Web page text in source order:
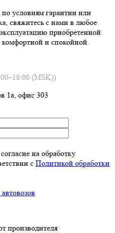
условиям гарантии или
свяжитесь с нами в любое
приобретенной
и спокойной.
(MSK))
1а, офис 303
на обработку
c Политикой обработки
производителя